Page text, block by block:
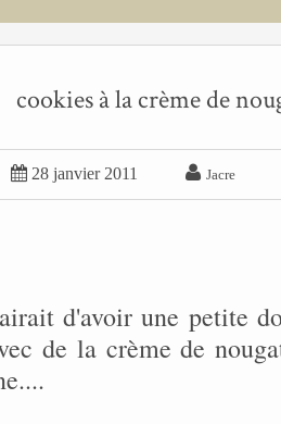
cookies à la crème de
 28 janvier 2011  Jacre
d'avoir une petite
de la crème de